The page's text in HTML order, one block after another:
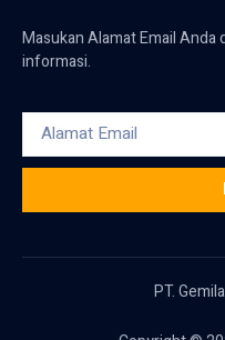
Masukan Alamat Email
informasi.
PT.